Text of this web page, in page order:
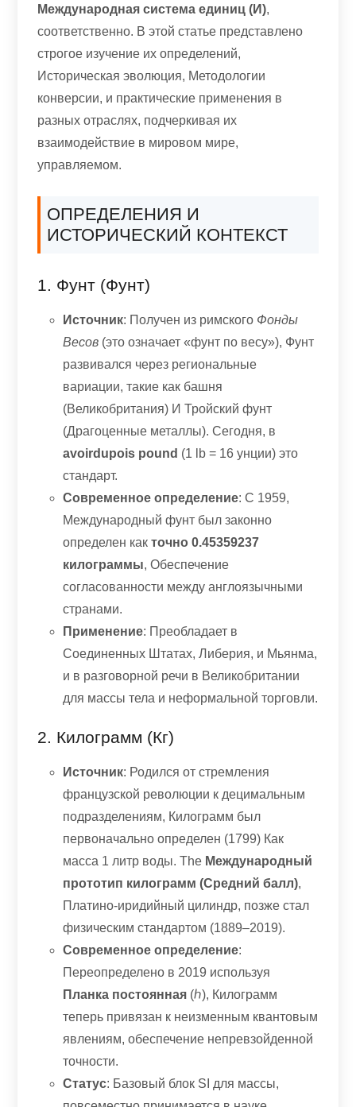
Международная система единиц (И),
соответственно. В этой статье представлено
строгое изучение их определений,
Историческая эволюция, Методологии
конверсии, и практические применения в
разных отраслях, подчеркивая их
взаимодействие в мировом мире,
управляемом.
ОПРЕДЕЛЕНИЯ И
ИСТОРИЧЕСКИЙ КОНТЕКСТ
1. Фунт (фунт)
Источник: Получен из римского Фонды
Весов (это означает «фунт по весу»), Фунт
развивался через региональные
вариации, такие как башня
(Великобритания) И Тройский фунт
(Драгоценные металлы). Сегодня, в
avoirdupois pound (1 lb = 16 унции) это
стандарт.
Современное определение: С 1959,
Международный фунт был законно
определен какточно 0.45359237
килограммы, Обеспечение
согласованности между англоязычными
странами.
Применение: Преобладает в
Соединенных Штатах, Либерия, и Мьянма,
и в разговорной речи в Великобритании
для массы тела и неформальной торговли.
2. Килограмм (кг)
Источник: Родился от стремления
французской революции к децимальным
подразделениям, Килограмм был
первоначально определен (1799) Как
масса 1 литр воды.The Международный
прототип килограмм (Средний балл),
Платино-иридийный цилиндр, позже стал
физическим стандартом (1889–2019).
Современное определение:
Переопределено в 2019 используя
Планка постоянная (ℎ), Килограмм
теперь привязан к неизменным квантовым
явлениям, обеспечение непревзойденной
точности.
Статус: Базовый блок SI для массы,